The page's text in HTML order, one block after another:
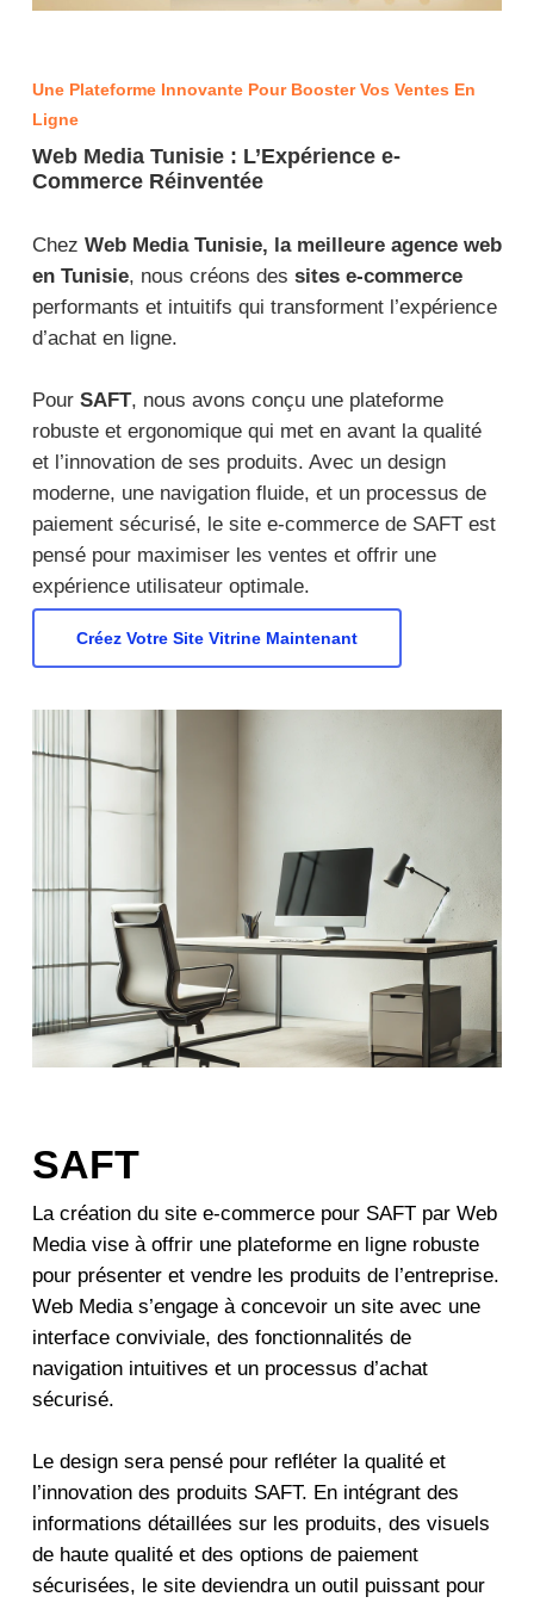
Une Plateforme Innovante Pour Booster Vos Ventes En
Ligne
Web Media Tunisie : L’Expérience e-
Commerce Réinventée
Chez Web Media Tunisie, la meilleure agence web
en Tunisie, nous créons des sites e-commerce
performants et intuitifs qui transforment l’expérience
d’achat en ligne.
Pour SAFT, nous avons conçu une plateforme
robuste et ergonomique qui met en avant la qualité
et l’innovation de ses produits. Avec un design
moderne, une navigation fluide, et un processus de
paiement sécurisé, le site e-commerce de SAFT est
pensé pour maximiser les ventes et offrir une
expérience utilisateur optimale.
Créez Votre Site Vitrine Maintenant
SAFT
La création du site e-commerce pour SAFT par Web
Media vise à offrir une plateforme en ligne robuste
pour présenter et vendre les produits de l’entreprise.
Web Media s’engage à concevoir un site avec une
interface conviviale, des fonctionnalités de
navigation intuitives et un processus d’achat
sécurisé.
Le design sera pensé pour refléter la qualité et
l’innovation des produits SAFT. En intégrant des
informations détaillées sur les produits, des visuels
de haute qualité et des options de paiement
sécurisées, le site deviendra un outil puissant pour